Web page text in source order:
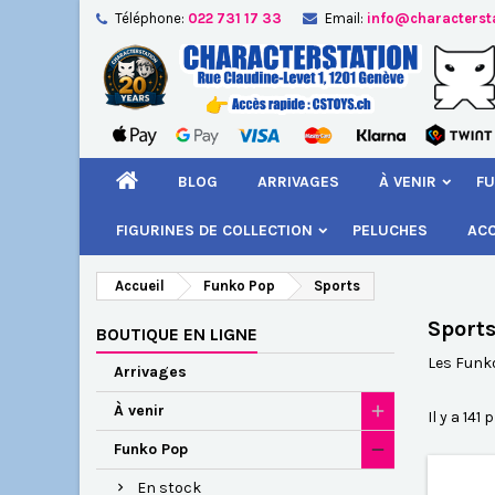
Téléphone: 022 731 17 33 Email:
BLOG ARRIVAGES À VENIR
FIGURINES DE COLLECTION PELUCHES
Accueil Funko Pop Sports
BOUTIQUE EN LIGNE
Arrivages
À venir
Funko Pop
En stock
Sports
Les
Il y a 141